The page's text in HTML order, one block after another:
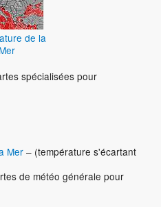
de la
Mer
spécialisées pour
Mer – (température s'écartant
de météo générale pour